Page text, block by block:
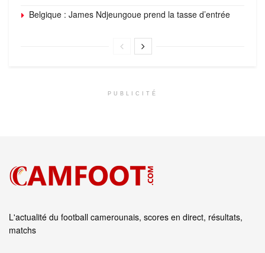
Belgique : James Ndjeungoue prend la tasse d’entrée
PUBLICITÉ
L'actualité du football camerounais, scores en direct, résultats,
matchs